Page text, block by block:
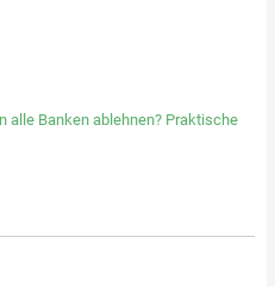
alle Banken ablehnen? Praktische